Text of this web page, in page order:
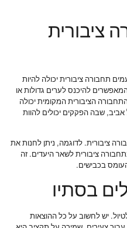
ציבורית
תחבורה ציבורית יכולה להיות
המאפשרים להיכנס לערים גדולות או
הציבורית המקומית יכולה
שבה הפקקים יכולים להוות
ציבורית. לדוגמה, ניתן לחנות את
ציבורית לשאר היעדים. זה
בכבישים.
בסתיו
יש לחשוב על כל ההוצאות